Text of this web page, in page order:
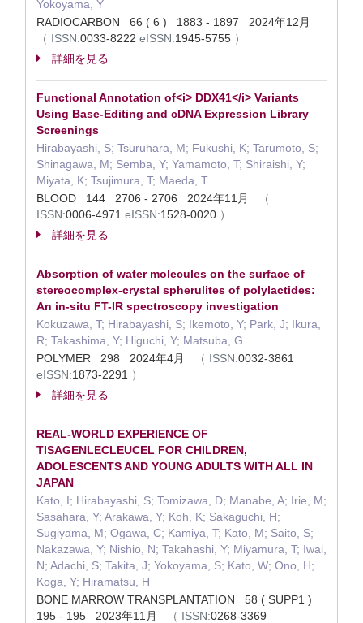
Yokoyama, Y
RADIOCARBON 66 ( 6 ) 1883 - 1897 2024年12月
（ ISSN:0033-8222 eISSN:1945-5755 ）
詳細を見る
Functional Annotation of<i> DDX41</i> Variants
Using Base-Editing and cDNA Expression Library
Screenings
Hirabayashi, S; Tsuruhara, M; Fukushi, K; Tarumoto, S;
Shinagawa, M; Semba, Y; Yamamoto, T; Shiraishi, Y;
Miyata, K; Tsujimura, T; Maeda, T
BLOOD 144 2706 - 2706 2024年11月
（
ISSN:0006-4971 eISSN:1528-0020 ）
詳細を見る
Absorption of water molecules on the surface of
stereocomplex-crystal spherulites of polylactides:
An in-situ FT-IR spectroscopy investigation
Kokuzawa, T; Hirabayashi, S; Ikemoto, Y; Park, J; Ikura,
R; Takashima, Y; Higuchi, Y; Matsuba, G
POLYMER 298 2024年4月
（ ISSN:0032-3861
eISSN:1873-2291 ）
詳細を見る
REAL-WORLD EXPERIENCE OF
TISAGENLECLEUCEL FOR CHILDREN,
ADOLESCENTS AND YOUNG ADULTS WITH ALL IN
JAPAN
Kato, I; Hirabayashi, S; Tomizawa, D; Manabe, A; Irie, M;
Sasahara, Y; Arakawa, Y; Koh, K; Sakaguchi, H;
Sugiyama, M; Ogawa, C; Kamiya, T; Kato, M; Saito, S;
Nakazawa, Y; Nishio, N; Takahashi, Y; Miyamura, T; Iwai,
N; Adachi, S; Takita, J; Yokoyama, S; Kato, W; Ono, H;
Koga, Y; Hiramatsu, H
BONE MARROW TRANSPLANTATION 58 ( SUPP1 )
195 - 195 2023年11月
（ ISSN:0268-3369